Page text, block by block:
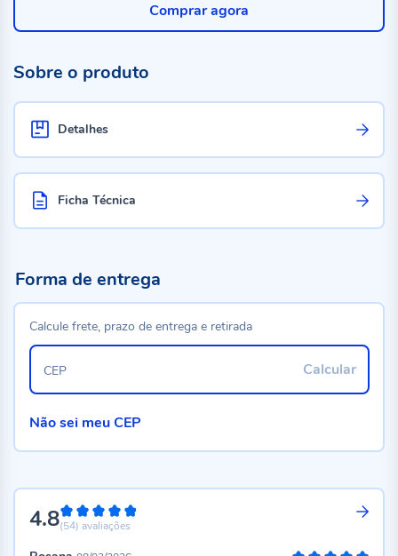
Comprar agora
Sobre o produto
Detalhes
Ficha Técnica
4.896%
(54) avaliações
Forma de entrega
Calcule frete, prazo de entrega e retirada
Calcular
CEP
Não sei meu CEP